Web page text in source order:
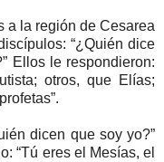
a la región de Cesarea
“¿Quién dice
Ellos le respondieron:
otros, que Elías;
dicen que soy yo?”
“Tú eres el Mesías, el